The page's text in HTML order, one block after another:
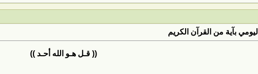
بآية من القرآن الكريم
(( قـل هـو الله أحـد ))